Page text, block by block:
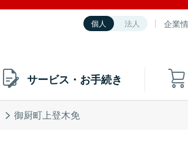
個人 法人 企業
サービス・お手続き
御厨町上登木免